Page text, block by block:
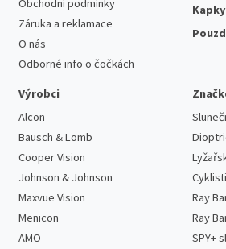
Obchodní podmínky
Záruka a reklamace
O nás
Odborné info o čočkách
Kapky
Výrobci
Alcon
Bausch & Lomb
Cooper Vision
Johnson & Johnson
Maxvue Vision
Menicon
AMO
Ray
Ray
SPY+